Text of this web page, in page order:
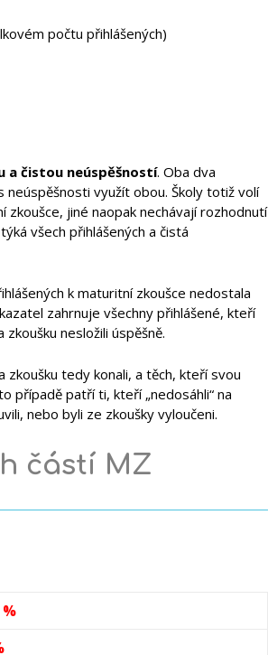
počtu přihlášených)
a čistou neúspěšností. Oba dva
využít obou. Školy totiž volí
jiné naopak nechávají rozhodnutí
všech přihlášených a čistá
k maturitní zkoušce nedostala
zahrnuje všechny přihlášené, kteří
nesložili úspěšně.
tedy konali, a těch, kteří svou
případě patří ti, kteří „nedosáhli“ na
nebo byli ze zkoušky vyloučeni.
částí MZ